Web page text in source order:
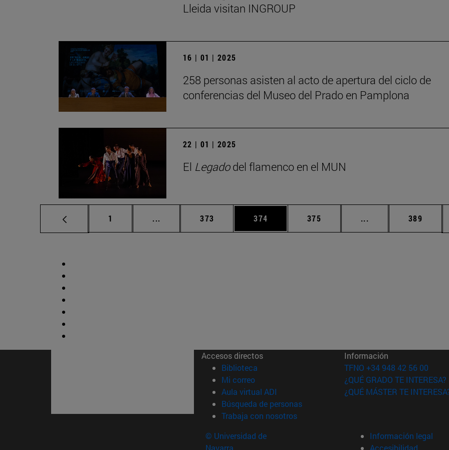
Lleida visitan INGROUP
16 | 01 | 2025
258 personas asisten al acto de apertura del ciclo de
conferencias del Museo del Prado en Pamplona
22 | 01 | 2025
El Legadodel flamenco en el MUN
Página
1 ... Páginas intermedias Use TAB para desplazarse.
Página
373 Página
374 Página
375 ... Páginas Página
389
Accesos directos
Biblioteca (abre en nueva ventana)
Mi correo(abre en nueva ventana)
Aula virtual ADI (abre en nueva ventana)
Búsqueda de personas(abre en nueva ventana)
Trabaja con nosotros(abre en nueva ventana)
Información
TFNO +34 948 42 56 00
¿QUÉ GRADO TE INTERESA?
¿QUÉ MÁSTER TE
© Universidad de
Navarra
Información legal
Accesibilidad